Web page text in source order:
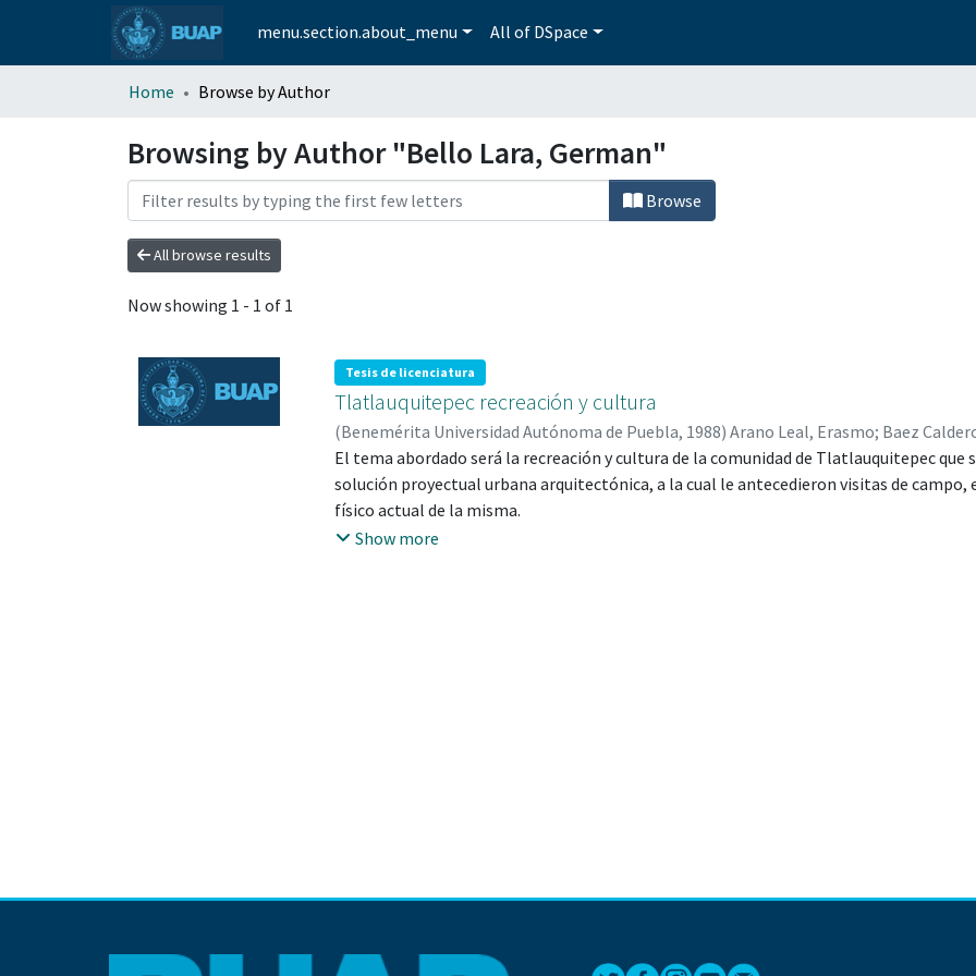
menu.section.about_menu All of DSpace
Home Browse by Author
Browsing by Author "Bello Lara, German"
Browse
All browse results
Now showing 1 - 1 of 1
Tesis de licenciatura
Tlatlauquitepec recreación y cultura
(Benemérita Universidad Autónoma de Puebla, 1988) Arano Leal, Erasmo; Baez
German ;Prado Cid , Faustino;Reyes Quijano, Horacio;Guitierrez Ruano, Alvarado;
El tema abordado será la recreación y cultura de la comunidad de Tlatlauquitepec que
solución proyectual urbana arquitectónica, a la cual le antecedieron visitas de campo,
físico actual de la misma.
Introducción: Ciudad de Tlatlauquitepec permaneciente a la Sierra Norte del Estado
Show more